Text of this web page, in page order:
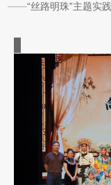
——“丝路明珠”主题实
多地实地走访，深入了
护、西北地质生态治理